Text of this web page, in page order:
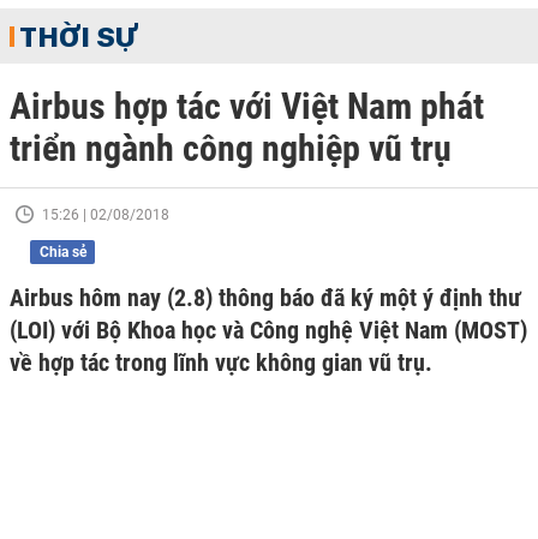
THỜI SỰ
Airbus hợp tác với Việt Nam phát
triển ngành công nghiệp vũ trụ
15:26 | 02/08/2018
Chia sẻ
Airbus hôm nay (2.8) thông báo đã ký một ý định thư
(LOI) với Bộ Khoa học và Công nghệ Việt Nam (MOST)
về hợp tác trong lĩnh vực không gian vũ trụ.